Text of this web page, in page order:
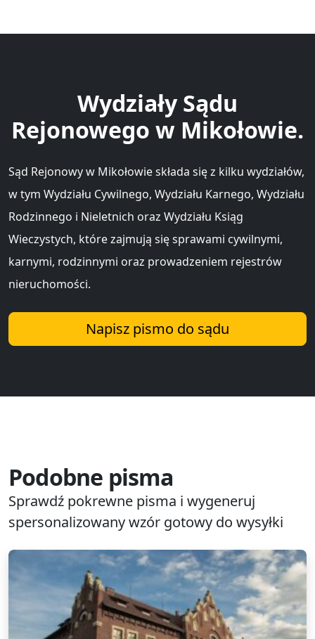
Wydziały Sądu
Rejonowego w Mikołowie.
Sąd Rejonowy w Mikołowie składa się z kilku wydziałów,
w tym Wydziału Cywilnego, Wydziału Karnego, Wydziału
Rodzinnego i Nieletnich oraz Wydziału Ksiąg
Wieczystych, które zajmują się sprawami cywilnymi,
karnymi, rodzinnymi oraz prowadzeniem rejestrów
nieruchomości.
Napisz pismo do sądu
Podobne pisma
Sprawdź pokrewne pisma i wygeneruj
spersonalizowany wzór gotowy do wysyłki